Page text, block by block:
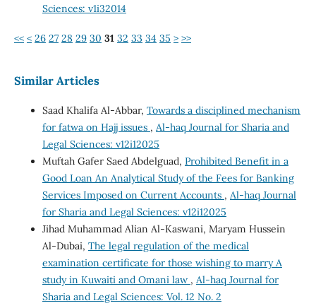
Sciences: v1i32014
<< < 26 27 28 29 30 31 32 33 34 35 > >>
Similar Articles
Saad Khalifa Al-Abbar, Towards a disciplined mechanism
for fatwa on Hajj issues , Al-haq Journal for Sharia and
Legal Sciences: v12i12025
Muftah Gafer Saed Abdelguad, Prohibited Benefit in a
Good Loan An Analytical Study of the Fees for Banking
Services Imposed on Current Accounts , Al-haq Journal
for Sharia and Legal Sciences: v12i12025
Jihad Muhammad Alian Al-Kaswani, Maryam Hussein
Al-Dubai, The legal regulation of the medical
examination certificate for those wishing to marry A
study in Kuwaiti and Omani law , Al-haq Journal for
Sharia and Legal Sciences: Vol. 12 No. 2